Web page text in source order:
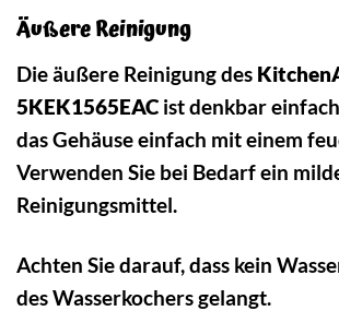
Äußere Reinigung
Die äußere Reinigung des
5KEK1565EACist denkbar
das Gehäuse einfach mit einem
Verwenden Sie bei Bedarf ein
Reinigungsmittel.
Achten Sie darauf, dass kein
des Wasserkochers gelangt.